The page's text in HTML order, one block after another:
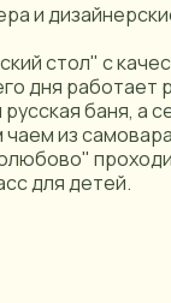
и
стол" с
дня работает
баня, а
из
для детей.